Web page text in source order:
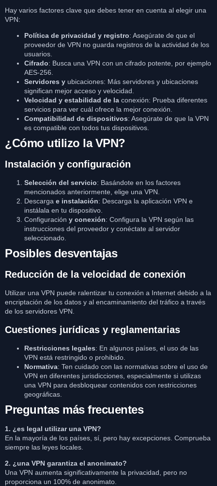
Hay varios factores clave que debes tener en cuenta al elegir una
VPN:
Política de privacidad y registro: Asegúrate de que el
proveedor de VPN no guarda registros de la actividad de los
usuarios.
Cifrado: Busca una VPN con un cifrado potente, por ejemplo
AES-256.
Servidores y ubicaciones: Más servidores y ubicaciones
significan mejor acceso y velocidad.
Velocidad y estabilidad de la conexión: Prueba diferentes
servicios para ver cuál ofrece la mejor conexión.
Compatibilidad de dispositivos: Asegúrate de que la VPN
es compatible con todos tus dispositivos.
¿Cómo utilizo la VPN?
Instalación y configuración
Selección del servicio: Basándote en los factores
mencionados anteriormente, elige una VPN.
Descarga e instalación: Descarga la aplicación VPN e
instálala en tu dispositivo.
Configuración y conexión: Configura la VPN según las
instrucciones del proveedor y conéctate al servidor
seleccionado.
Posibles desventajas
Reducción de la velocidad de conexión
Utilizar una VPN puede ralentizar tu conexión a Internet debido a la
encriptación de los datos y al encaminamiento del tráfico a través
de los servidores VPN.
Cuestiones jurídicas y reglamentarias
Restricciones legales: En algunos países, el uso de las
VPN está restringido o prohibido.
Normativa: Ten cuidado con las normativas sobre el uso de
VPN en diferentes jurisdicciones, especialmente si utilizas
una VPN para desbloquear contenidos con restricciones
geográficas.
Preguntas más frecuentes
1. ¿es legal utilizar una VPN?
En la mayoría de los países, sí, pero hay excepciones. Comprueba
siempre las leyes locales.
2. ¿una VPN garantiza el anonimato?
Una VPN aumenta significativamente la privacidad, pero no
proporciona un 100% de anonimato.